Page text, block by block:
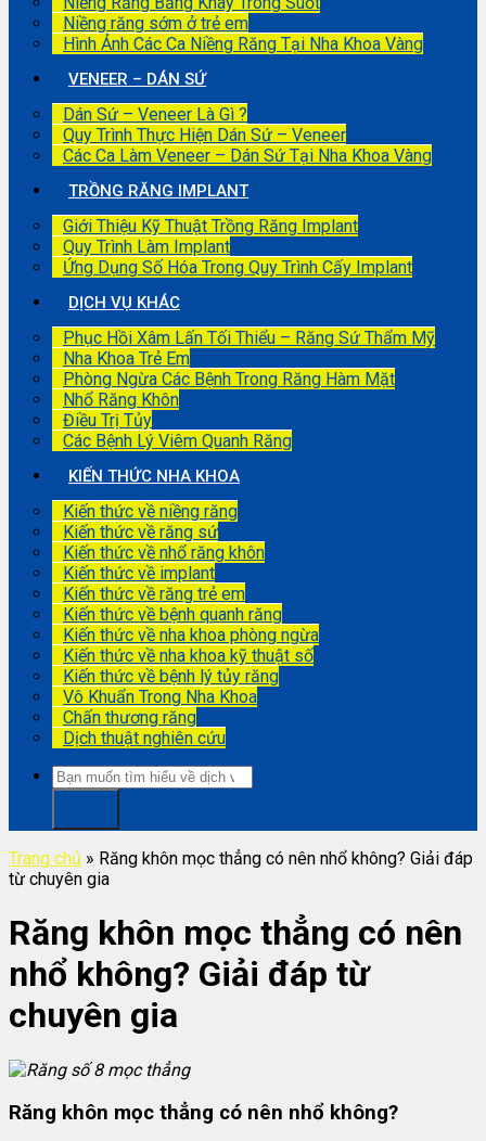
Niềng răng sớm ở trẻ em
Hình Ảnh Các Ca Niềng Răng Tại Nha Khoa Vàng
VENEER – DÁN SỨ
Dán Sứ – Veneer Là Gì ?
Quy Trình Thực Hiện Dán Sứ – Veneer
Các Ca Làm Veneer – Dán Sứ Tại Nha Khoa Vàng
TRỒNG RĂNG IMPLANT
Giới Thiệu Kỹ Thuật Trồng Răng Implant
Quy Trình Làm Implant
Ứng Dụng Số Hóa Trong Quy Trình Cấy Implant
DỊCH VỤ KHÁC
Phục Hồi Xâm Lấn Tối Thiểu – Răng Sứ Thẩm Mỹ
Nha Khoa Trẻ Em
Phòng Ngừa Các Bệnh Trong Răng Hàm Mặt
Nhổ Răng Khôn
Điều Trị Tủy
Các Bệnh Lý Viêm Quanh Răng
KIẾN THỨC NHA KHOA
Kiến thức về niềng răng
Kiến thức về răng sứ
Kiến thức về nhổ răng khôn
Kiến thức về implant
Kiến thức về răng trẻ em
Kiến thức về bệnh quanh răng
Kiến thức về nha khoa phòng ngừa
Kiến thức về nha khoa kỹ thuật số
Kiến thức về bệnh lý tủy răng
Vô Khuẩn Trong Nha Khoa
Chấn thương răng
Dịch thuật nghiên cứu
Trang chủ » Răng khôn mọc thẳng có nên nhổ không? Giải đáp
từ chuyên gia
Răng khôn mọc thẳng có nên
nhổ không? Giải đáp từ
chuyên gia
Răng khôn mọc thẳng có nên nhổ không?